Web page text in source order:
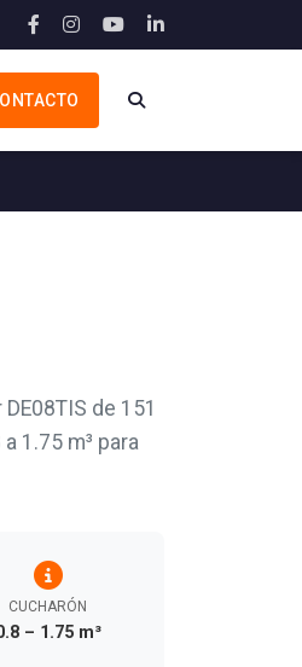
de 151
1.75 m³ para
CUCHARÓN
– 1.75 m³